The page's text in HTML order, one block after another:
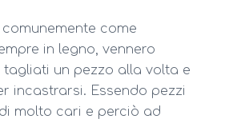
come
in legno, vennero
tagliati un pezzo alla volta e
incastrarsi. Essendo pezzi
molto cari e perciò ad